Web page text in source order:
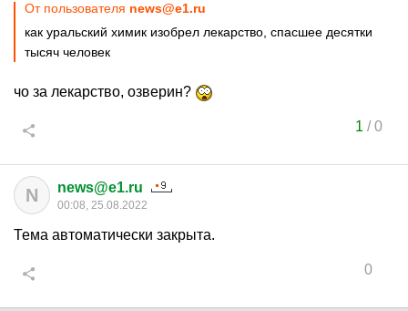
От пользователя news@e1.ru
как уральский химик изобрел лекарство, спасшее десятки
тысяч человек
чо за лекарство, озверин?
1 /0
N news@e1.ru
00:08, 25.08.2022
Тема автоматически закрыта.
0